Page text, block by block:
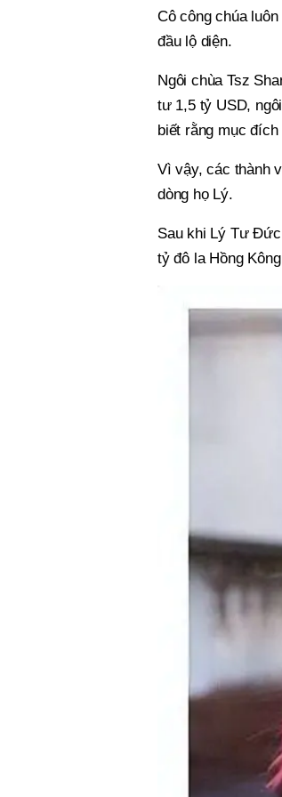
Cô công chúa
đầu lộ diện.
Ngôi chùa Tsz
tư 1,5 tỷ USD,
biết rằng mục
Vì vậy, các thành
dòng họ Lý.
Sau khi Lý Tư
tỷ đô la Hồng